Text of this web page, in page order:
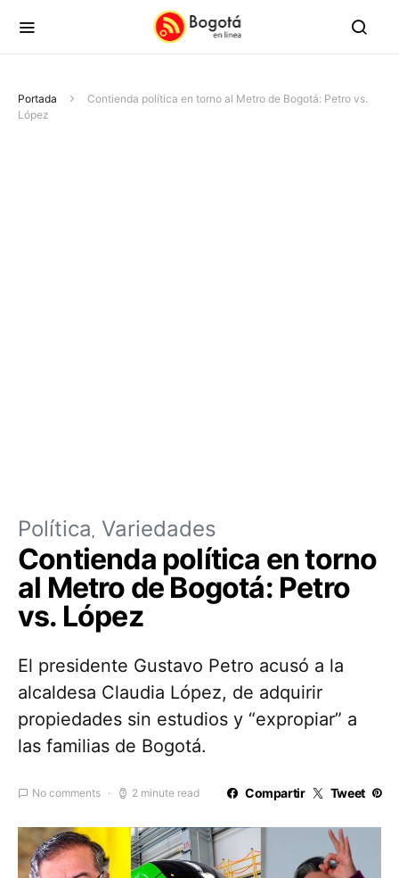
Portada
Contienda política en torno al Metro de Bogotá: Petro vs.
López
Política Variedades
Contienda política en torno
al Metro de Bogotá: Petro
vs. López
El presidente Gustavo Petro acusó a la
alcaldesa Claudia López, de adquirir
propiedades sin estudios y “expropiar” a
las familias de Bogotá.
No comments 2 minute read Compartir Tweet